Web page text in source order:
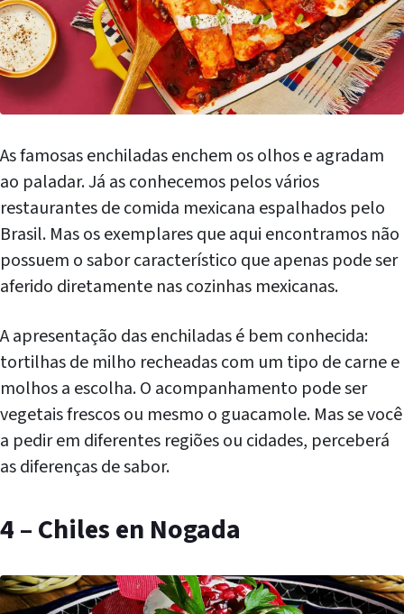
As famosas enchiladas enchem os olhos e agradam
ao paladar. Já as conhecemos pelos vários
restaurantes de comida mexicana espalhados pelo
Brasil. Mas os exemplares que aqui encontramos não
possuem o sabor característico que apenas pode ser
aferido diretamente nas cozinhas mexicanas.
A apresentação das enchiladas é bem conhecida:
tortilhas de milho recheadas com um tipo de carne e
molhos a escolha. O acompanhamento pode ser
vegetais frescos ou mesmo o guacamole. Mas se você
a pedir em diferentes regiões ou cidades, perceberá
as diferenças de sabor.
4 – Chiles en Nogada